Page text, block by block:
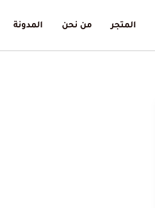
المتجر من نحن المدونة